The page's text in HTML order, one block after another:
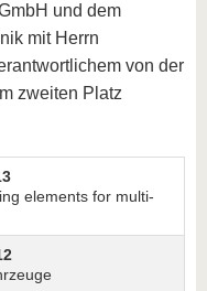
und dem
mit Herrn
von der
zweiten Platz
elements for multi‐